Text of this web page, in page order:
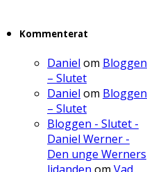
Kommenterat
Daniel om Bloggen
– Slutet
Daniel om Bloggen
– Slutet
Bloggen - Slutet -
Daniel Werner -
Den unge Werners